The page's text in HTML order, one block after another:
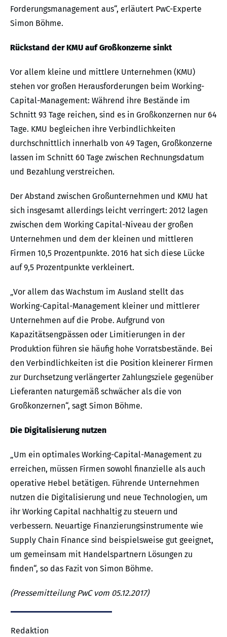
Forderungsmanagement aus“, erläutert PwC-Experte
Simon Böhme.
Rückstand der KMU auf Großkonzerne sinkt
Vor allem kleine und mittlere Unternehmen (KMU)
stehen vor großen Herausforderungen beim Working-
Capital-Management: Während ihre Bestände im
Schnitt 93 Tage reichen, sind es in Großkonzernen nur 64
Tage. KMU begleichen ihre Verbindlichkeiten
durchschnittlich innerhalb von 49 Tagen, Großkonzerne
lassen im Schnitt 60 Tage zwischen Rechnungsdatum
und Bezahlung verstreichen.
Der Abstand zwischen Großunternehmen und KMU hat
sich insgesamt allerdings leicht verringert: 2012 lagen
zwischen dem Working Capital-Niveau der großen
Unternehmen und dem der kleinen und mittleren
Firmen 10,5 Prozentpunkte. 2016 hat sich diese Lücke
auf 9,5 Prozentpunkte verkleinert.
„Vor allem das Wachstum im Ausland stellt das
Working-Capital-Management kleiner und mittlerer
Unternehmen auf die Probe. Aufgrund von
Kapazitätsengpässen oder Limitierungen in der
Produktion führen sie häufig hohe Vorratsbestände. Bei
den Verbindlichkeiten ist die Position kleinerer Firmen
zur Durchsetzung verlängerter Zahlungsziele gegenüber
Lieferanten naturgemäß schwächer als die von
Großkonzernen“, sagt Simon Böhme.
Die Digitalisierung nutzen
„Um ein optimales Working-Capital-Management zu
erreichen, müssen Firmen sowohl finanzielle als auch
operative Hebel betätigen. Führende Unternehmen
nutzen die Digitalisierung und neue Technologien, um
ihr Working Capital nachhaltig zu steuern und
verbessern. Neuartige Finanzierungsinstrumente wie
Supply Chain Finance sind beispielsweise gut geeignet,
um gemeinsam mit Handelspartnern Lösungen zu
finden“, so das Fazit von Simon Böhme.
(Pressemitteilung PwC vom 05.12.2017)
Redaktion